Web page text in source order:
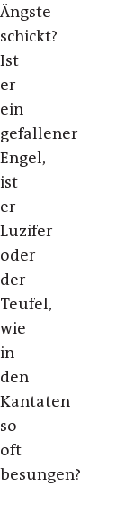
Ängste
schickt?
Ist
er
ein
gefallener
Engel,
ist
er
Luzifer
oder
der
Teufel,
wie
in
den
Kantaten
so
oft
besungen?